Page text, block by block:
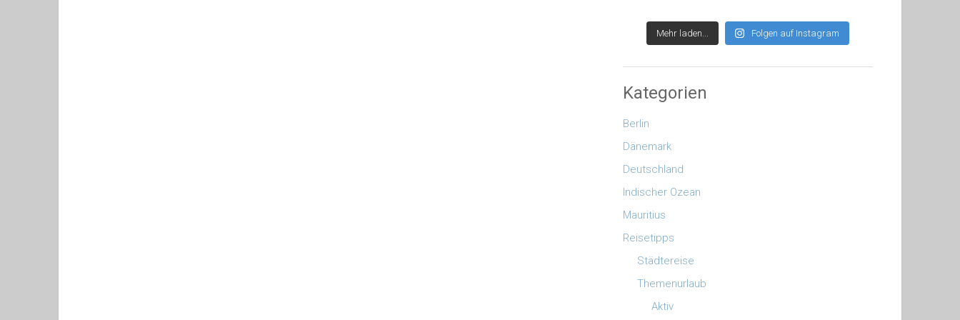
Mehr laden... Folgen auf Instagram
Kategorien
Berlin
Dänemark
Deutschland
Indischer Ozean
Mauritius
Reisetipps
Städtereise
Themenurlaub
Aktiv